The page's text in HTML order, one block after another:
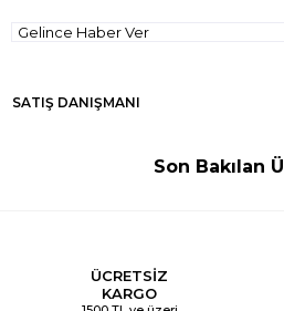
Gelince Haber Ver
SATIŞ DANIŞMANI
Son Bakılan
ÜCRETSİZ
KARGO